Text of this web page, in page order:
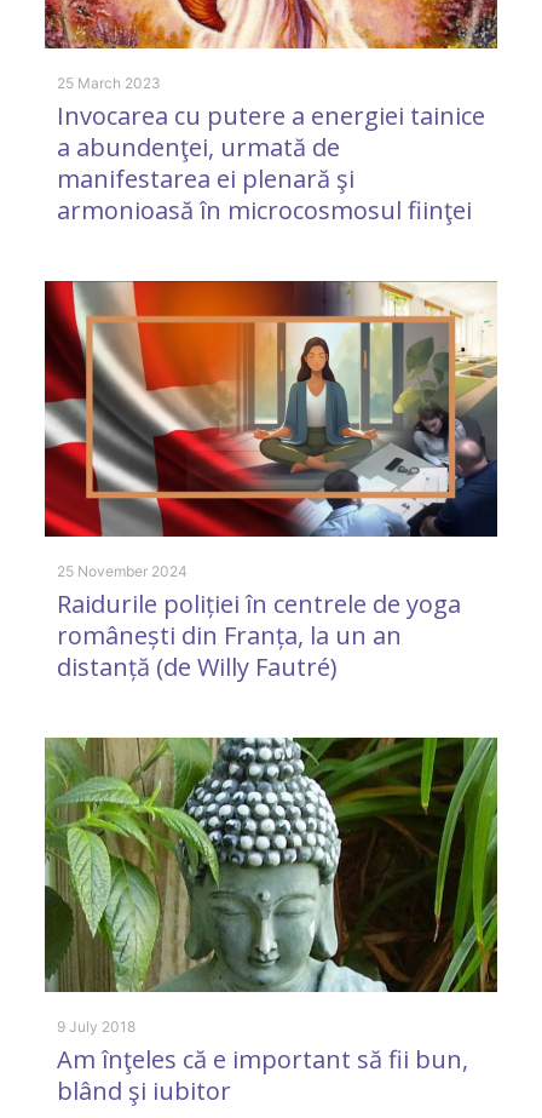
25 March 2023
Invocarea cu putere a energiei tainice
a abundenţei, urmată de
manifestarea ei plenară şi
armonioasă în microcosmosul fiinţei
25 November 2024
Raidurile poliției în centrele de yoga
românești din Franța, la un an
distanță (de Willy Fautré)
9 July 2018
Am înţeles că e important să fii bun,
blând şi iubitor